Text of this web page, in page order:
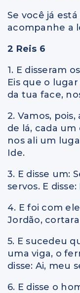
Se você já
acompanhe a
2 Reis 6
1. E disseram
Eis que o
da tua face,
2. Vamos,
de lá, cada um
nos ali um
Ide.
3. E disse um:
servos. E disse:
4. E foi com
Jordão,
5. E sucedeu
uma viga, o
disse: Ai, meu
6. E disse o